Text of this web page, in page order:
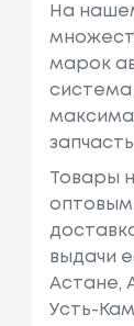
На
марок
система
Товары
выдачи
Астане,
Усть-